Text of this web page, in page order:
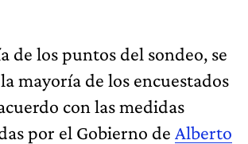
de los puntos del sondeo, se
mayoría de los encuestados
con las medidas
por el Gobierno de Alberto